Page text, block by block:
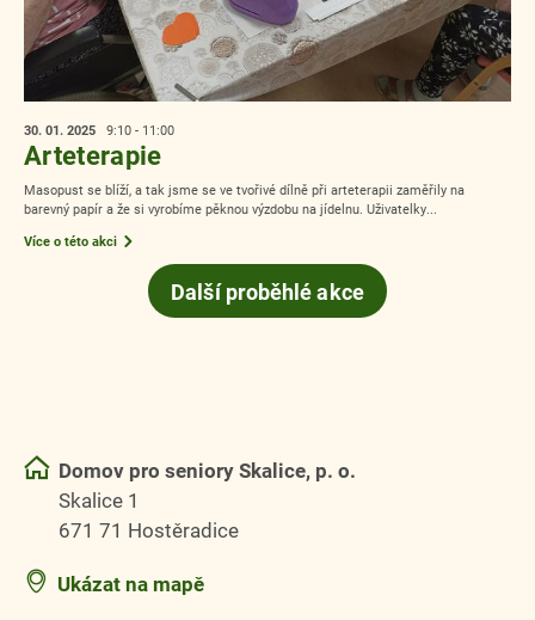
30. 01. 2025 9:10 - 11:00
Arteterapie
Masopust se blíží, a tak jsme se ve tvořivé dílně při arteterapii zaměřily na
barevný papír a že si vyrobíme pěknou výzdobu na jídelnu. Uživatelky...
Více o této akci
Další proběhlé akce
Domov pro seniory Skalice, p. o.
Skalice 1
671 71 Hostěradice
Ukázat na mapě